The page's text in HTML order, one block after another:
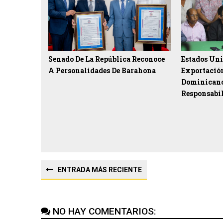
Senado De La República Reconoce
A Personalidades De Barahona
Estados
ENTRADA MÁS RECIENTE
NO HAY COMENTARIOS: